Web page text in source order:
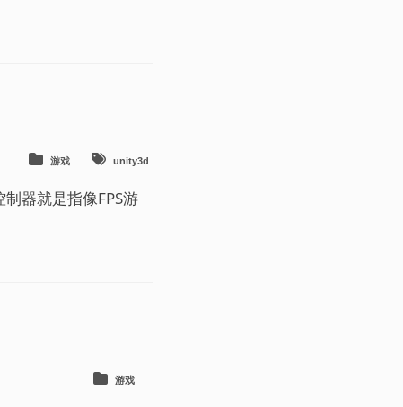
游戏 unity3d
器就是指像FPS游
游戏